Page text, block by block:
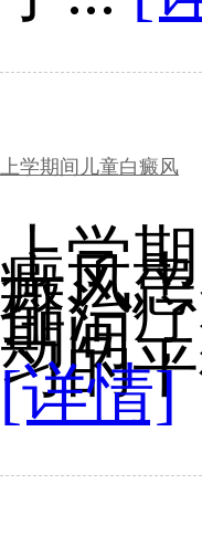
上学期间儿童白癜风
上学
癜风
排治
期间
习的
[详情]